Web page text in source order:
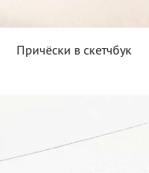
Причёски в скетчбук